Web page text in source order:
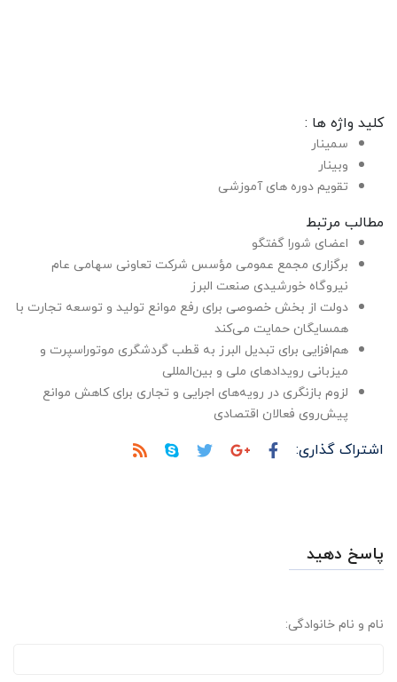
کلید واژه ها :
سمینار
وبینار
تقویم دوره های آموزشی
مطالب مرتبط
اعضای شورا گفتگو
برگزاری مجمع عمومی مؤسس شرکت تعاونی سهامی عام
نیروگاه خورشیدی صنعت البرز
دولت از بخش خصوصی برای رفع موانع تولید و توسعه تجارت با
همسایگان حمایت می‌کند
هم‌افزایی برای تبدیل البرز به قطب گردشگری موتوراسپرت و
میزبانی رویدادهای ملی و بین‌المللی
لزوم بازنگری در رویه‌های اجرایی و تجاری برای کاهش موانع
پیش‌روی فعالان اقتصادی
اشتراک گذاری:
پاسخ دهید
نام و نام خانوادگی: